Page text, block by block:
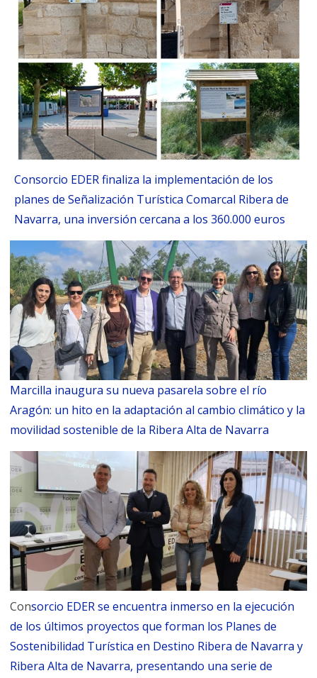
Consorcio EDER finaliza la implementación de los
planes de Señalización Turística Comarcal Ribera de
Navarra, una inversión cercana a los 360.000 euros
Marcilla inaugura su nueva pasarela sobre el río
Aragón: un hito en la adaptación al cambio climático y la
movilidad sostenible de la Ribera Alta de Navarra
Consorcio EDER se encuentra inmerso en la ejecución
de los últimos proyectos que forman los Planes de
Sostenibilidad Turística en Destino Ribera de Navarra y
Ribera Alta de Navarra, presentando una serie de